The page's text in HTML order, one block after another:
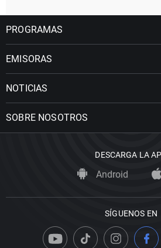
PROGRAMAS
EMISORAS
NOTICIAS
SOBRE NOSOTROS
DESCARGA LA
Android
SÍGUENOS EN